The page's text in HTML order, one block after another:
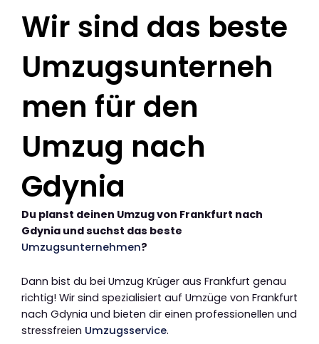
Wir sind das beste
Umzugsunterneh
men für den
Umzug nach
Gdynia
Du planst deinen Umzug von Frankfurt nach
Gdynia und suchst das beste
Umzugsunternehmen?
Dann bist du bei Umzug Krüger aus Frankfurt genau
richtig! Wir sind spezialisiert auf Umzüge von Frankfurt
nach Gdynia und bieten dir einen professionellen und
stressfreien Umzugsservice.